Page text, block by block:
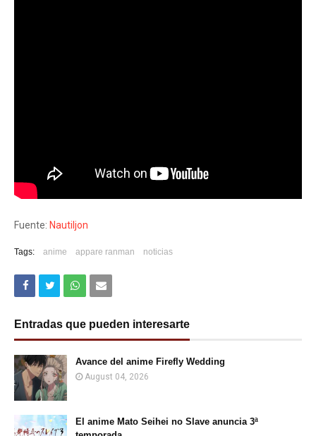
Fuente: Nautiljon
Tags: anime appare ranman noticias
Entradas que pueden interesarte
Avance del anime Firefly Wedding
August 04, 2026
El anime Mato Seihei no Slave anuncia 3ª